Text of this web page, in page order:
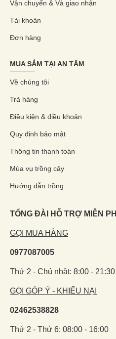
Vận chuyển & Và giao nhận
Tài khoản
Đơn hàng
MUA SẮM TẠI AN TÂM
Về chúng tôi
Trả hàng
Điều kiện & điều khoản
Quy định bảo mật
Thông tin thanh toán
Mùa vụ trồng cây
Hướng dẫn trồng
TỔNG ĐÀI HỖ TRỢ MIỄN PHÍ
GỌI MUA HÀNG
0977087005
Thứ 2 - Chủ nhật: 8:00 - 21:30
GỌI GÓP Ý - KHIẾU NẠI
02462538828
Thứ 2 - Thứ 6: 08:00 - 16:00